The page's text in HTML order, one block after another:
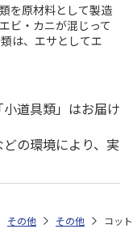
を原材料として製造
ビ・カニが混じって
は、エサとしてエ
道具類」はお届け
の環境により、実
その他 その他 コッ